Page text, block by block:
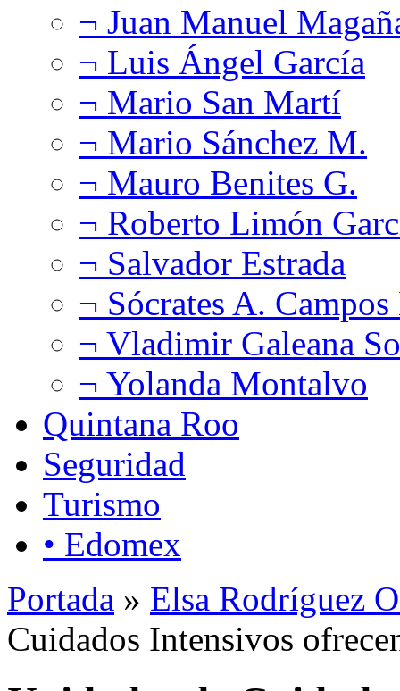
¬ Juan Manuel
¬ Luis Ángel García
¬ Mario San Martí
¬ Mario Sánchez M.
¬ Mauro Benites G.
¬ Roberto Limón
¬ Salvador Estrada
¬ Sócrates A.
¬ Vladimir Galeana
¬ Yolanda Montalvo
Quintana Roo
Seguridad
Turismo
• Edomex
Portada » Elsa Rodríguez
Cuidados Intensivos